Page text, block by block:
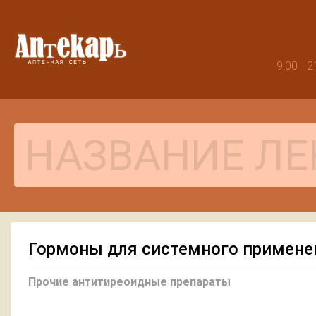
9:00 -
Гормоны для системного
Прочие антитиреоидные препараты